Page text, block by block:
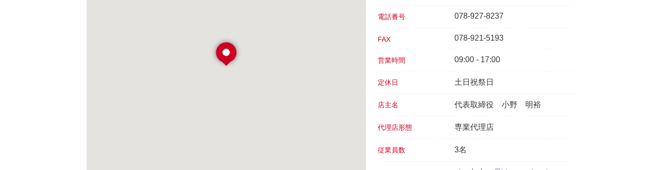
電話番号 078-927-8237
FAX 078-921-5193
営業時間 09:00 - 17:00
定休日 土日祝祭日
店主名 代表取締役 小野 明裕
代理店形態 専業代理店
従業員数 3名